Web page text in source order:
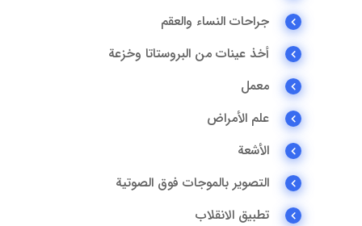
جراحات النساء والعقم
أخذ عينات من البروستاتا وخزعة
معمل
علم الأمراض
الأشعة
التصوير بالموجات فوق الصوتية
تطبيق الانقلاب